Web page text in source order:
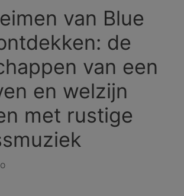
van Blue
de
van een
en welzijn
met rustige